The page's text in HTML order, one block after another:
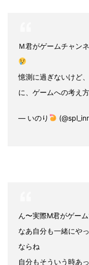
Ｍ君がゲームチャン
憶測に過ぎないけど
に、ゲームへの考え
— いのり
ん〜実際M君がゲー
なあ自分も一緒にや
ならね
自分もそういう時あ